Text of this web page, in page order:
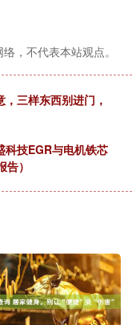
，不代表本站观点。
三样东西别进门，
科技EGR与电机铁芯
）